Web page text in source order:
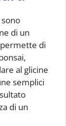
di un
di
al glicine
semplici
di un